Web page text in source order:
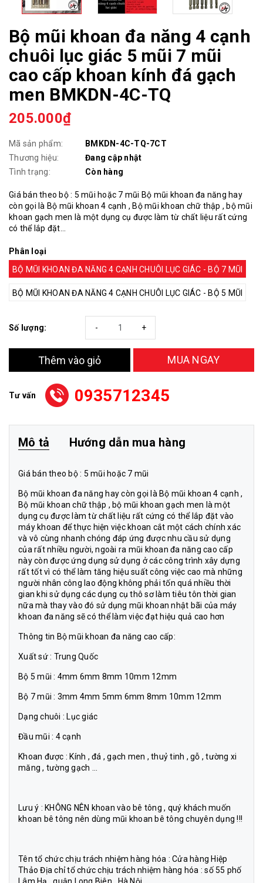
Bộ mũi khoan đa năng 4 cạnh
chuôi lục giác 5 mũi 7 mũi
cao cấp khoan kính đá gạch
men BMKDN-4C-TQ
205.000₫
Mã sản phẩm:
BMKDN-4C-TQ-7CT
Thương hiệu:
Đang cập nhật
Tình trạng:
Còn hàng
Giá bán theo bộ : 5 mũi hoặc 7 mũi Bộ mũi khoan đa năng hay
còn gọi là Bộ mũi khoan 4 cạnh , Bộ mũi khoan chữ thập , bộ mũi
khoan gạch men là một dụng cụ được làm từ chất liệu rất cứng
có thể lắp đặt...
Phân loại
BỘ MŨI KHOAN ĐA NĂNG 4 CẠNH CHUÔI LỤC GIÁC - BỘ 7 MŨI
BỘ MŨI KHOAN ĐA NĂNG 4 CẠNH CHUÔI LỤC GIÁC - BỘ 5 MŨI
Số lượng: +
-
Thêm vào giỏ MUA NGAY
Tư vấn 0935712345
Mô tả Hướng dẫn mua hàng
Giá bán theo bộ : 5 mũi hoặc 7 mũi
Bộ mũi khoan đa năng hay còn gọi là Bộ mũi khoan 4 cạnh ,
Bộ mũi khoan chữ thập , bộ mũi khoan gạch men là một
dụng cụ được làm từ chất liệu rất cứng có thể lắp đặt vào
máy khoan để thực hiện việc khoan cắt một cách chính xác
và vô cùng nhanh chóng đáp ứng được nhu cầu sử dụng
của rất nhiều người, ngoài ra mũi khoan đa năng cao cấp
này còn được ứng dụng sử dụng ở các công trình xây dựng
rất tốt vì có thể làm tăng hiệu suất công việc cao mà những
người nhân công lao động không phải tốn quá nhiều thời
gian khi sử dụng các dụng cụ thô sơ làm tiêu tôn thời gian
nữa mà thay vào đó sử dụng mũi khoan nhật bãi của máy
khoan đa năng sẽ có thể làm việc đạt hiệu quả cao hơn
Thông tin Bộ mũi khoan đa năng cao cấp:
Xuất sứ : Trung Quốc
Bộ 5 mũi : 4mm 6mm 8mm 10mm 12mm
Bộ 7 mũi : 3mm 4mm 5mm 6mm 8mm 10mm 12mm
Dạng chuôi : Lục giác
Đầu mũi : 4 cạnh
Khoan được : Kính , đá , gạch men , thuỷ tinh , gỗ , tường xi
măng , tường gạch …
Lưu ý : KHÔNG NÊN khoan vào bê tông , quý khách muốn
khoan bê tông nên dùng mũi khoan bê tông chuyên dụng !!!
Tên tổ chức chịu trách nhiệm hàng hóa : Cửa hàng Hiệp
Thảo Địa chỉ tổ chức chịu trách nhiệm hàng hóa : số 55 phố